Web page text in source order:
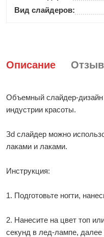
Вид слайдеров:
Описание
Объемный слайдер-дизайн
индустрии красоты.
Зd слайдер можно
лаками и лаками.
Инструкция:
1. Подготовьте ногти,
2. Нанесите на цвет топ
секунд в лед-лампе, далее